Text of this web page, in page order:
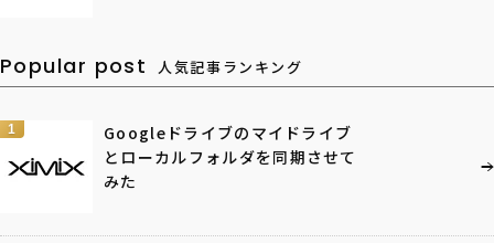
Popular post 人気記事ランキング
1
Googleドライブのマイドライブ
とローカルフォルダを同期させて
みた